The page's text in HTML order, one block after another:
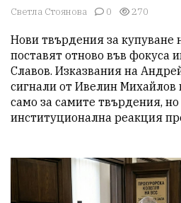
Светла Стоянова 0 270
Нови твърдения за купуване
поставят отново във фокуса
Славов. Изказвания на
сигнали от Ивелин Михайлов
само за самите твърдения,
институционална реакция